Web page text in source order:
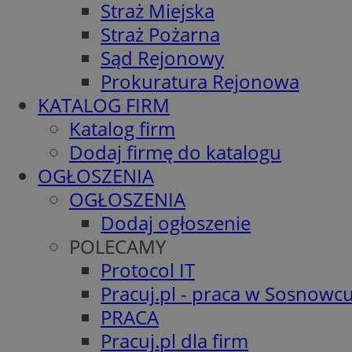
Straż Miejska
Straż Pożarna
Sąd Rejonowy
Prokuratura Rejonowa
KATALOG FIRM
Katalog firm
Dodaj firmę do katalogu
OGŁOSZENIA
OGŁOSZENIA
Dodaj ogłoszenie
POLECAMY
Protocol IT
Pracuj.pl - praca w
PRACA
Pracuj.pl dla firm